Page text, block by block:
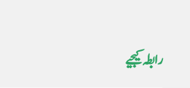
رابطہ کیجیے